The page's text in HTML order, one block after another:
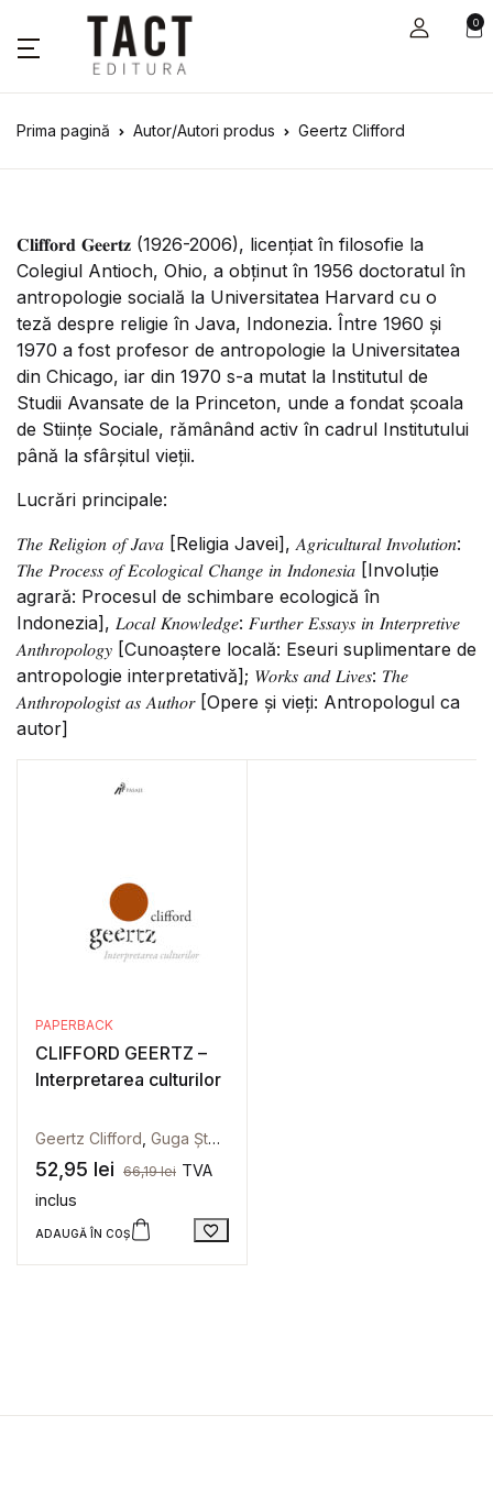
0
Prima pagină Autor/Autori produs Geertz Clifford
𝐂𝐥𝐢𝐟𝐟𝐨𝐫𝐝 𝐆𝐞𝐞𝐫𝐭𝐳 (1926-2006), licențiat în filosofie la
Colegiul Antioch, Ohio, a obținut în 1956 doctoratul în
antropologie socială la Universitatea Harvard cu o
teză despre religie în Java, Indonezia. Între 1960 și
1970 a fost profesor de antropologie la Universitatea
din Chicago, iar din 1970 s-a mutat la Institutul de
Studii Avansate de la Princeton, unde a fondat școala
de Stiințe Sociale, rămânând activ în cadrul Institutului
până la sfârșitul vieții.
Lucrări principale:
𝑇ℎ𝑒 𝑅𝑒𝑙𝑖𝑔𝑖𝑜𝑛 𝑜𝑓 𝐽𝑎𝑣𝑎 [Religia Javei], 𝐴𝑔𝑟𝑖𝑐𝑢𝑙𝑡𝑢𝑟𝑎𝑙 𝐼𝑛𝑣𝑜𝑙𝑢𝑡𝑖𝑜𝑛:
𝑇ℎ𝑒 𝑃𝑟𝑜𝑐𝑒𝑠𝑠 𝑜𝑓 𝐸𝑐𝑜𝑙𝑜𝑔𝑖𝑐𝑎𝑙 𝐶ℎ𝑎𝑛𝑔𝑒 𝑖𝑛 𝐼𝑛𝑑𝑜𝑛𝑒𝑠𝑖𝑎 [Involuție
agrară: Procesul de schimbare ecologică în
Indonezia], 𝐿𝑜𝑐𝑎𝑙 𝐾𝑛𝑜𝑤𝑙𝑒𝑑𝑔𝑒: 𝐹𝑢𝑟𝑡ℎ𝑒𝑟 𝐸𝑠𝑠𝑎𝑦𝑠 𝑖𝑛 𝐼𝑛𝑡𝑒𝑟𝑝𝑟𝑒𝑡𝑖𝑣𝑒
𝐴𝑛𝑡ℎ𝑟𝑜𝑝𝑜𝑙𝑜𝑔𝑦 [Cunoaștere locală: Eseuri suplimentare de
antropologie interpretativă]; 𝑊𝑜𝑟𝑘𝑠 𝑎𝑛𝑑 𝐿𝑖𝑣𝑒𝑠: 𝑇ℎ𝑒
𝐴𝑛𝑡ℎ𝑟𝑜𝑝𝑜𝑙𝑜𝑔𝑖𝑠𝑡 𝑎𝑠 𝐴𝑢𝑡ℎ𝑜𝑟 [Opere și vieți: Antropologul ca
autor]
PAPERBACK
CLIFFORD GEERTZ –
Interpretarea culturilor
Geertz Clifford Guga Ștefan
52,95 lei 66,19lei TVA
inclus
ADAUGĂ ÎN COȘ